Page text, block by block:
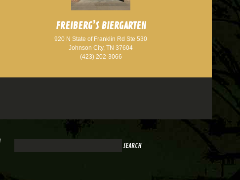
FREIBERG’S BIERGARTEN
920 N State of Franklin Rd Ste 530
Johnson City, TN 37604
(423) 202-3066